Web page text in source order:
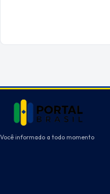
Você informado a todo momento